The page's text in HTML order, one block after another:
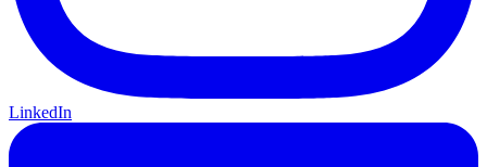
LinkedIn